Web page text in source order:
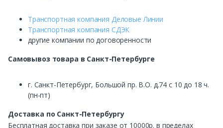
Транспортная компания Деловые Линии
Транспортная компания СДЭК
другие компании по договоренности
Самовывоз товара в Санкт-Петербурге
г. Санкт-Петербург, Большой пр. В.О. д.74 с 10 до 18 ч.
(пн-пт)
Доставка по Санкт-Петербургу
Бесплатная доставка при заказе от 10000р. в пределах